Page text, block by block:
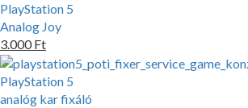
PlayStation 5
Analog Joy
3.000 Ft
PlayStation 5
analóg kar fixáló